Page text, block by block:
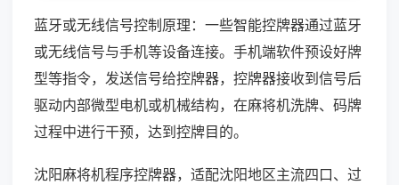
蓝牙或无线信号控制原理：一些智能控牌器通过蓝牙
或无线信号与手机等设备连接。手机端软件预设好牌
型等指令，发送信号给控牌器，控牌器接收到信号后
驱动内部微型电机或机械结构，在麻将机洗牌、码牌
过程中进行干预，达到控牌目的。
沈阳麻将机程序控牌器，适配沈阳地区主流四口、过